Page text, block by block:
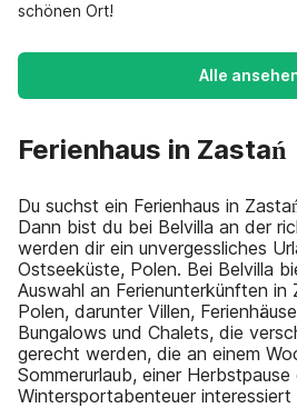
schönen Ort!
Alle
Ferienhaus in Zastań
Du suchst ein Ferienhaus in
Dann bist du bei Belvilla an der
werden dir ein unvergessliches
Ostseeküste, Polen. Bei Belvilla
Auswahl an Ferienunterkünften in
Polen, darunter Villen,
Bungalows und Chalets, die
gerecht werden, die an einem
Sommerurlaub, einer
Wintersportabenteuer interessiert